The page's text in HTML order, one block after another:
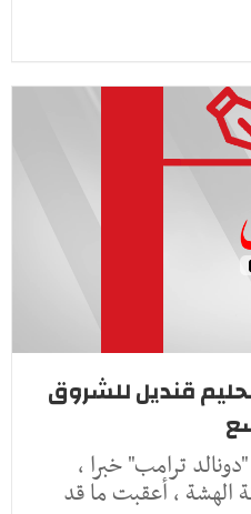
قنديل للشروق
ترامب" خبرا ،
الهشة ، أعقبت ما قد